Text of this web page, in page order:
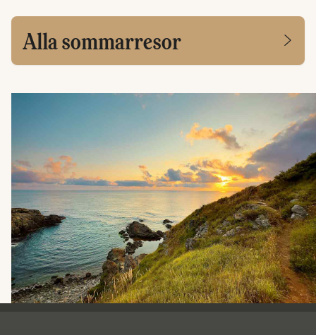
Alla sommarresor